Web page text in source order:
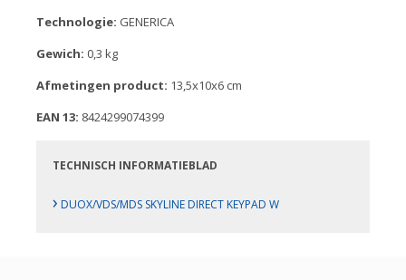
Technologie: GENERICA
Gewich: 0,3 kg
Afmetingen product: 13,5x10x6 cm
EAN 13: 8424299074399
TECHNISCH INFORMATIEBLAD
› DUOX/VDS/MDS SKYLINE DIRECT KEYPAD W